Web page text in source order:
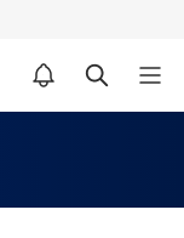
알림설정 바로가기 검색 바로가기 메뉴 열기